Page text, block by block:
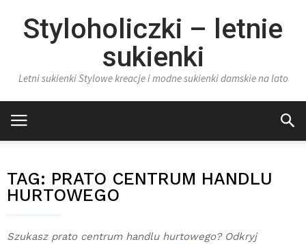
Styloholiczki – letnie
sukienki
Letni sukienki Stylowe kreacje i modne sukienki damskie na lato
TAG: PRATO CENTRUM HANDLU
HURTOWEGO
Szukasz prato centrum handlu hurtowego? Odkryj